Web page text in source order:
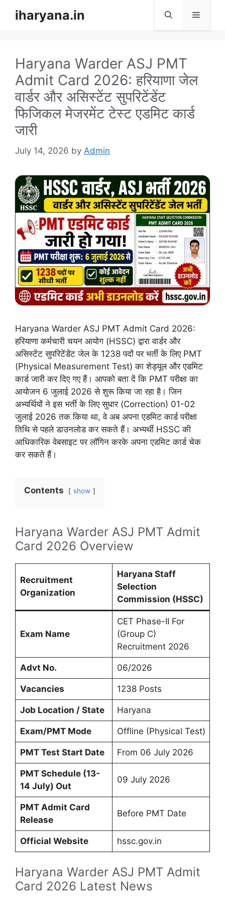
iharyana.in Menu
Haryana Warder ASJ PMT
Admit Card 2026: हरियाणा जेल
वार्डर और असिस्टेंट सुपरिटेंडेंट
फिजिकल मेजरमेंट टेस्ट एडमिट कार्ड
जारी
July 14, 2026 by Admin
Haryana Warder ASJ PMT Admit Card 2026:
हरियाणा कर्मचारी चयन आयोग (HSSC) द्वारा वार्डर और
असिस्टेंट सुपरिटेंडेंट जेल के 1238 पदों पर भर्ती के लिए PMT
(Physical Measurement Test) का शेड्यूल और एडमिट
कार्ड जारी कर दिए गए हैं। आपको बता दें कि PMT परीक्षा का
आयोजन 6 जुलाई 2026 से शुरू किया जा रहा है। जिन
अभ्यर्थियों ने इस भर्ती के लिए सुधार (Correction) 01-02
जुलाई 2026 तक किया था, वे अब अपना एडमिट कार्ड परीक्षा
तिथि से पहले डाउनलोड कर सकते हैं। अभ्यर्थी HSSC की
आधिकारिक वेबसाइट पर लॉगिन करके अपना एडमिट कार्ड चेक
कर सकते हैं।
Contents show
Haryana Warder ASJ PMT Admit
Card 2026 Overview
Recruitment
Organization
Haryana Staff
Selection
Commission (HSSC)
Exam Name
CET Phase-II For
(Group C)
Recruitment 2026
Advt No. 06/2026
Vacancies 1238 Posts
Job Location / State Haryana
Exam/PMT Mode Offline (Physical Test)
PMT Test Start Date From 06 July 2026
PMT Schedule (13-
14 July) Out
09 July 2026
PMT Admit Card
Release
Before PMT Date
Official Website hssc.gov.in
Haryana Warder ASJ PMT Admit
Card 2026 Latest News